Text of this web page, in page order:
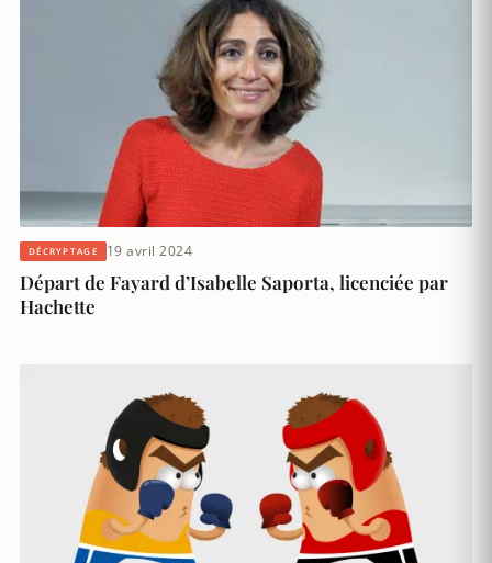
DÉCRYPTAGE 19 avril 2024
Départ de Fayard d’Isabelle Saporta, licenciée par
Hachette